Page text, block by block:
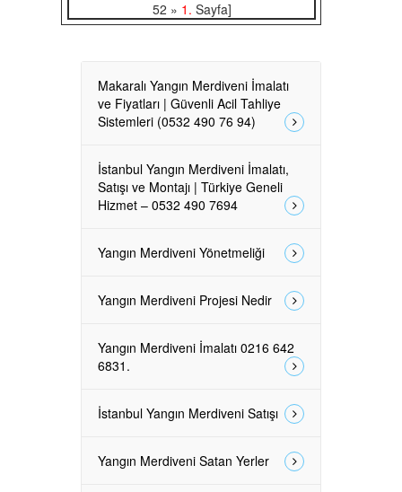
52 » 1. Sayfa]
Makaralı Yangın Merdiveni İmalatı
ve Fiyatları | Güvenli Acil Tahliye
Sistemleri (0532 490 76 94)
İstanbul Yangın Merdiveni İmalatı,
Satışı ve Montajı | Türkiye Geneli
Hizmet – 0532 490 7694
Yangın Merdiveni Yönetmeliği
Yangın Merdiveni Projesi Nedir
Yangın Merdiveni İmalatı 0216 642
6831.
İstanbul Yangın Merdiveni Satışı
Yangın Merdiveni Satan Yerler